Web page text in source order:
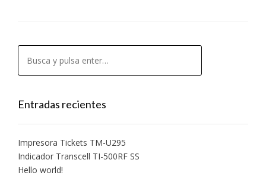
Entradas recientes
Impresora Tickets TM-U295
Indicador Transcell TI-500RF SS
Hello world!